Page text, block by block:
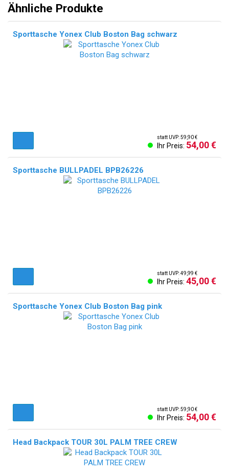
Ähnliche Produkte
Sporttasche Yonex Club Boston Bag schwarz
statt UVP: 59,90 €
Ihr Preis: 54,00 €
Sporttasche BULLPADEL BPB26226
statt UVP: 49,99 €
Ihr Preis: 45,00 €
Sporttasche Yonex Club Boston Bag pink
statt UVP: 59,90 €
Ihr Preis: 54,00 €
Head Backpack TOUR 30L PALM TREE CREW